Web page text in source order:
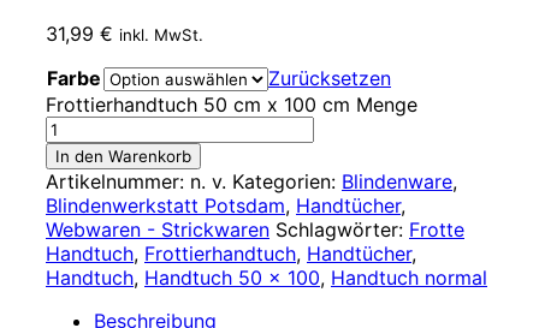
31,99 € inkl. MwSt.
Farbe
Zurücksetzen
Frottierhandtuch 50 cm x 100 cm Menge
In den Warenkorb
Artikelnummer: n. v. Kategorien: Blindenware,
Blindenwerkstatt Potsdam, Handtücher,
Webwaren - Strickwaren Schlagwörter: Frotte
Handtuch, Frottierhandtuch, Handtücher,
Handtuch, Handtuch 50 x 100, Handtuch normal
Beschreibung